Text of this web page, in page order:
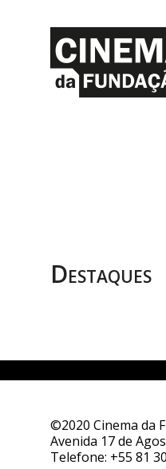
Destaques
©2020 Cinema da
Avenida 17 de
Telefone: +55 81